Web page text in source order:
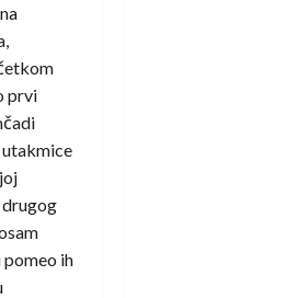
prvi
ih